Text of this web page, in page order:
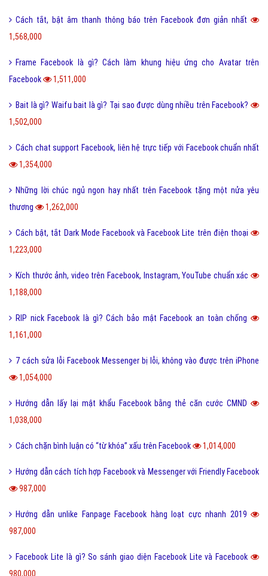
Cách tắt, bật âm thanh thông báo trên Facebook đơn giản nhất
1,568,000
Frame Facebook là gì? Cách làm khung hiệu ứng cho Avatar trên
Facebook
1,511,000
Bait là gì? Waifu bait là gì? Tại sao được dùng nhiều trên Facebook?
1,502,000
Cách chat support Facebook, liên hệ trực tiếp với Facebook chuẩn nhất
1,354,000
Những lời chúc ngủ ngon hay nhất trên Facebook tặng một nửa yêu
thương
1,262,000
Cách bật, tắt Dark Mode Facebook và Facebook Lite trên điện thoại
1,223,000
Kích thước ảnh, video trên Facebook, Instagram, YouTube chuẩn xác
1,188,000
RIP nick Facebook là gì? Cách bảo mật Facebook an toàn chống
1,161,000
7 cách sửa lỗi Facebook Messenger bị lỗi, không vào được trên iPhone
1,054,000
Hướng dẫn lấy lại mật khẩu Facebook bằng thẻ căn cước CMND
1,038,000
Cách chặn bình luận có “từ khóa” xấu trên Facebook 1,014,000
Hướng dẫn cách tích hợp Facebook và Messenger với Friendly Facebook
987,000
Hướng dẫn unlike Fanpage Facebook hàng loạt cực nhanh 2019
987,000
Facebook Lite là gì? So sánh giao diện Facebook Lite và Facebook
980,000